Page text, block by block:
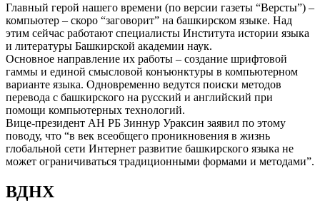
Главный герой нашего времени (по версии газеты “Версты”) –
компьютер – скоро “заговорит” на башкирском языке. Над
этим сейчас работают специалисты Института истории языка
и литературы Башкирской академии наук.
Основное направление их работы – создание шрифтовой
гаммы и единой смысловой конъюнктуры в компьютерном
варианте языка. Одновременно ведутся поиски методов
перевода с башкирского на русский и английский при
помощи компьютерных технологий.
Вице-президент АН РБ Зиннур Ураксин заявил по этому
поводу, что “в век всеобщего проникновения в жизнь
глобальной сети Интернет развитие башкирского языка не
может ограничиваться традиционными формами и методами”.
ВДНХ